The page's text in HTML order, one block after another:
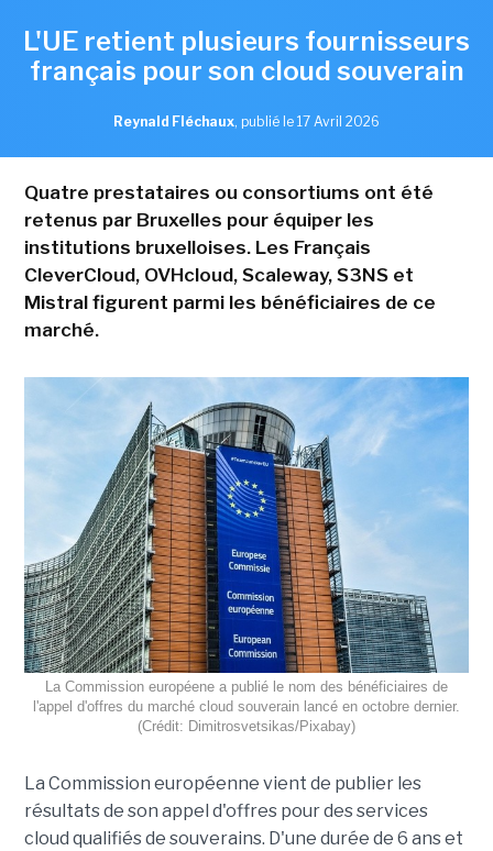
L'UE retient plusieurs fournisseurs
français pour son cloud souverain
Reynald Fléchaux, publié le 17 Avril 2026
Quatre prestataires ou consortiums ont été
retenus par Bruxelles pour équiper les
institutions bruxelloises. Les Français
CleverCloud, OVHcloud, Scaleway, S3NS et
Mistral figurent parmi les bénéficiaires de ce
marché.
La Commission européene a publié le nom des bénéficiaires de
l'appel d'offres du marché cloud souverain lancé en octobre dernier.
(Crédit: Dimitrosvetsikas/Pixabay)
La Commission européenne vient de publier les
résultats de son appel d'offres pour des services
cloud qualifiés de souverains. D'une durée de 6 ans et